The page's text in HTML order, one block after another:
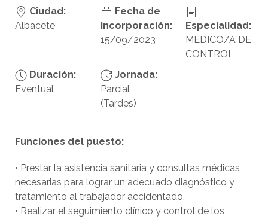
Ciudad:
Albacete
Fecha de
incorporación:
15/09/2023
Especialidad:
MEDICO/A DE
CONTROL
Duración:
Eventual
Jornada:
Parcial
(Tardes)
Funciones del puesto:
• Prestar la asistencia sanitaria y consultas médicas
necesarias para lograr un adecuado diagnóstico y
tratamiento al trabajador accidentado.
• Realizar el seguimiento clínico y control de los